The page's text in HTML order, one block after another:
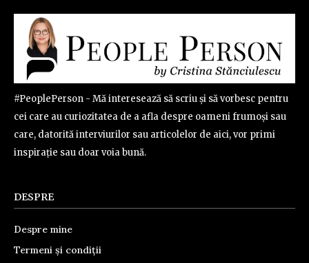
#PeoplePerson - Mă interesează să scriu și să vorbesc pentru
cei care au curiozitatea de a afla despre oameni frumoși sau
care, datorită interviurilor sau articolelor de aici, vor primi
inspirație sau doar voia bună.
DESPRE
Despre mine
Termeni și condiții